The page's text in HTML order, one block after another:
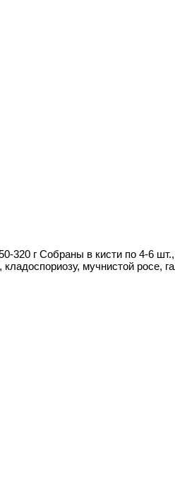
320 г Собраны в кисти по 4-6
мучнистой